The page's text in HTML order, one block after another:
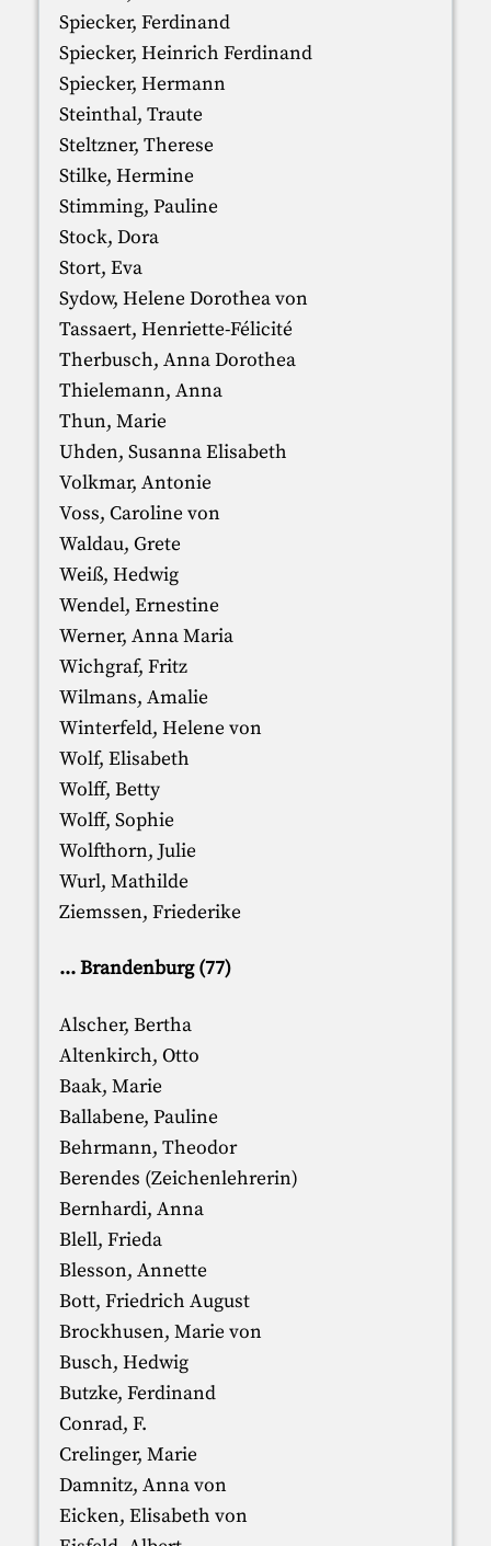
Spiecker, Ferdinand
Spiecker, Heinrich Ferdinand
Spiecker, Hermann
Steinthal, Traute
Steltzner, Therese
Stilke, Hermine
Stimming, Pauline
Stock, Dora
Stort, Eva
Sydow, Helene Dorothea von
Tassaert, Henriette-Félicité
Therbusch, Anna Dorothea
Thielemann, Anna
Thun, Marie
Uhden, Susanna Elisabeth
Volkmar, Antonie
Voss, Caroline von
Waldau, Grete
Weiß, Hedwig
Wendel, Ernestine
Werner, Anna Maria
Wichgraf, Fritz
Wilmans, Amalie
Winterfeld, Helene von
Wolf, Elisabeth
Wolff, Betty
Wolff, Sophie
Wolfthorn, Julie
Wurl, Mathilde
Ziemssen, Friederike
... Brandenburg (77)
Alscher, Bertha
Altenkirch, Otto
Baak, Marie
Ballabene, Pauline
Behrmann, Theodor
Berendes (Zeichenlehrerin)
Bernhardi, Anna
Blell, Frieda
Blesson, Annette
Bott, Friedrich August
Brockhusen, Marie von
Busch, Hedwig
Butzke, Ferdinand
Conrad, F.
Crelinger, Marie
Damnitz, Anna von
Eicken, Elisabeth von